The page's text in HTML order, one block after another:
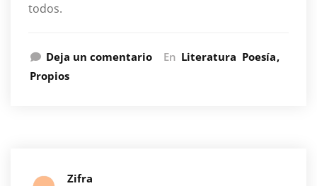
todos.
Deja un comentario En Literatura Poesía
Propios
Zifra